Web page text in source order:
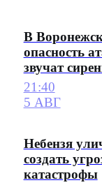
В
опасность
звучат
21:40
5 АВГ
Небензя
создать
катастрофы